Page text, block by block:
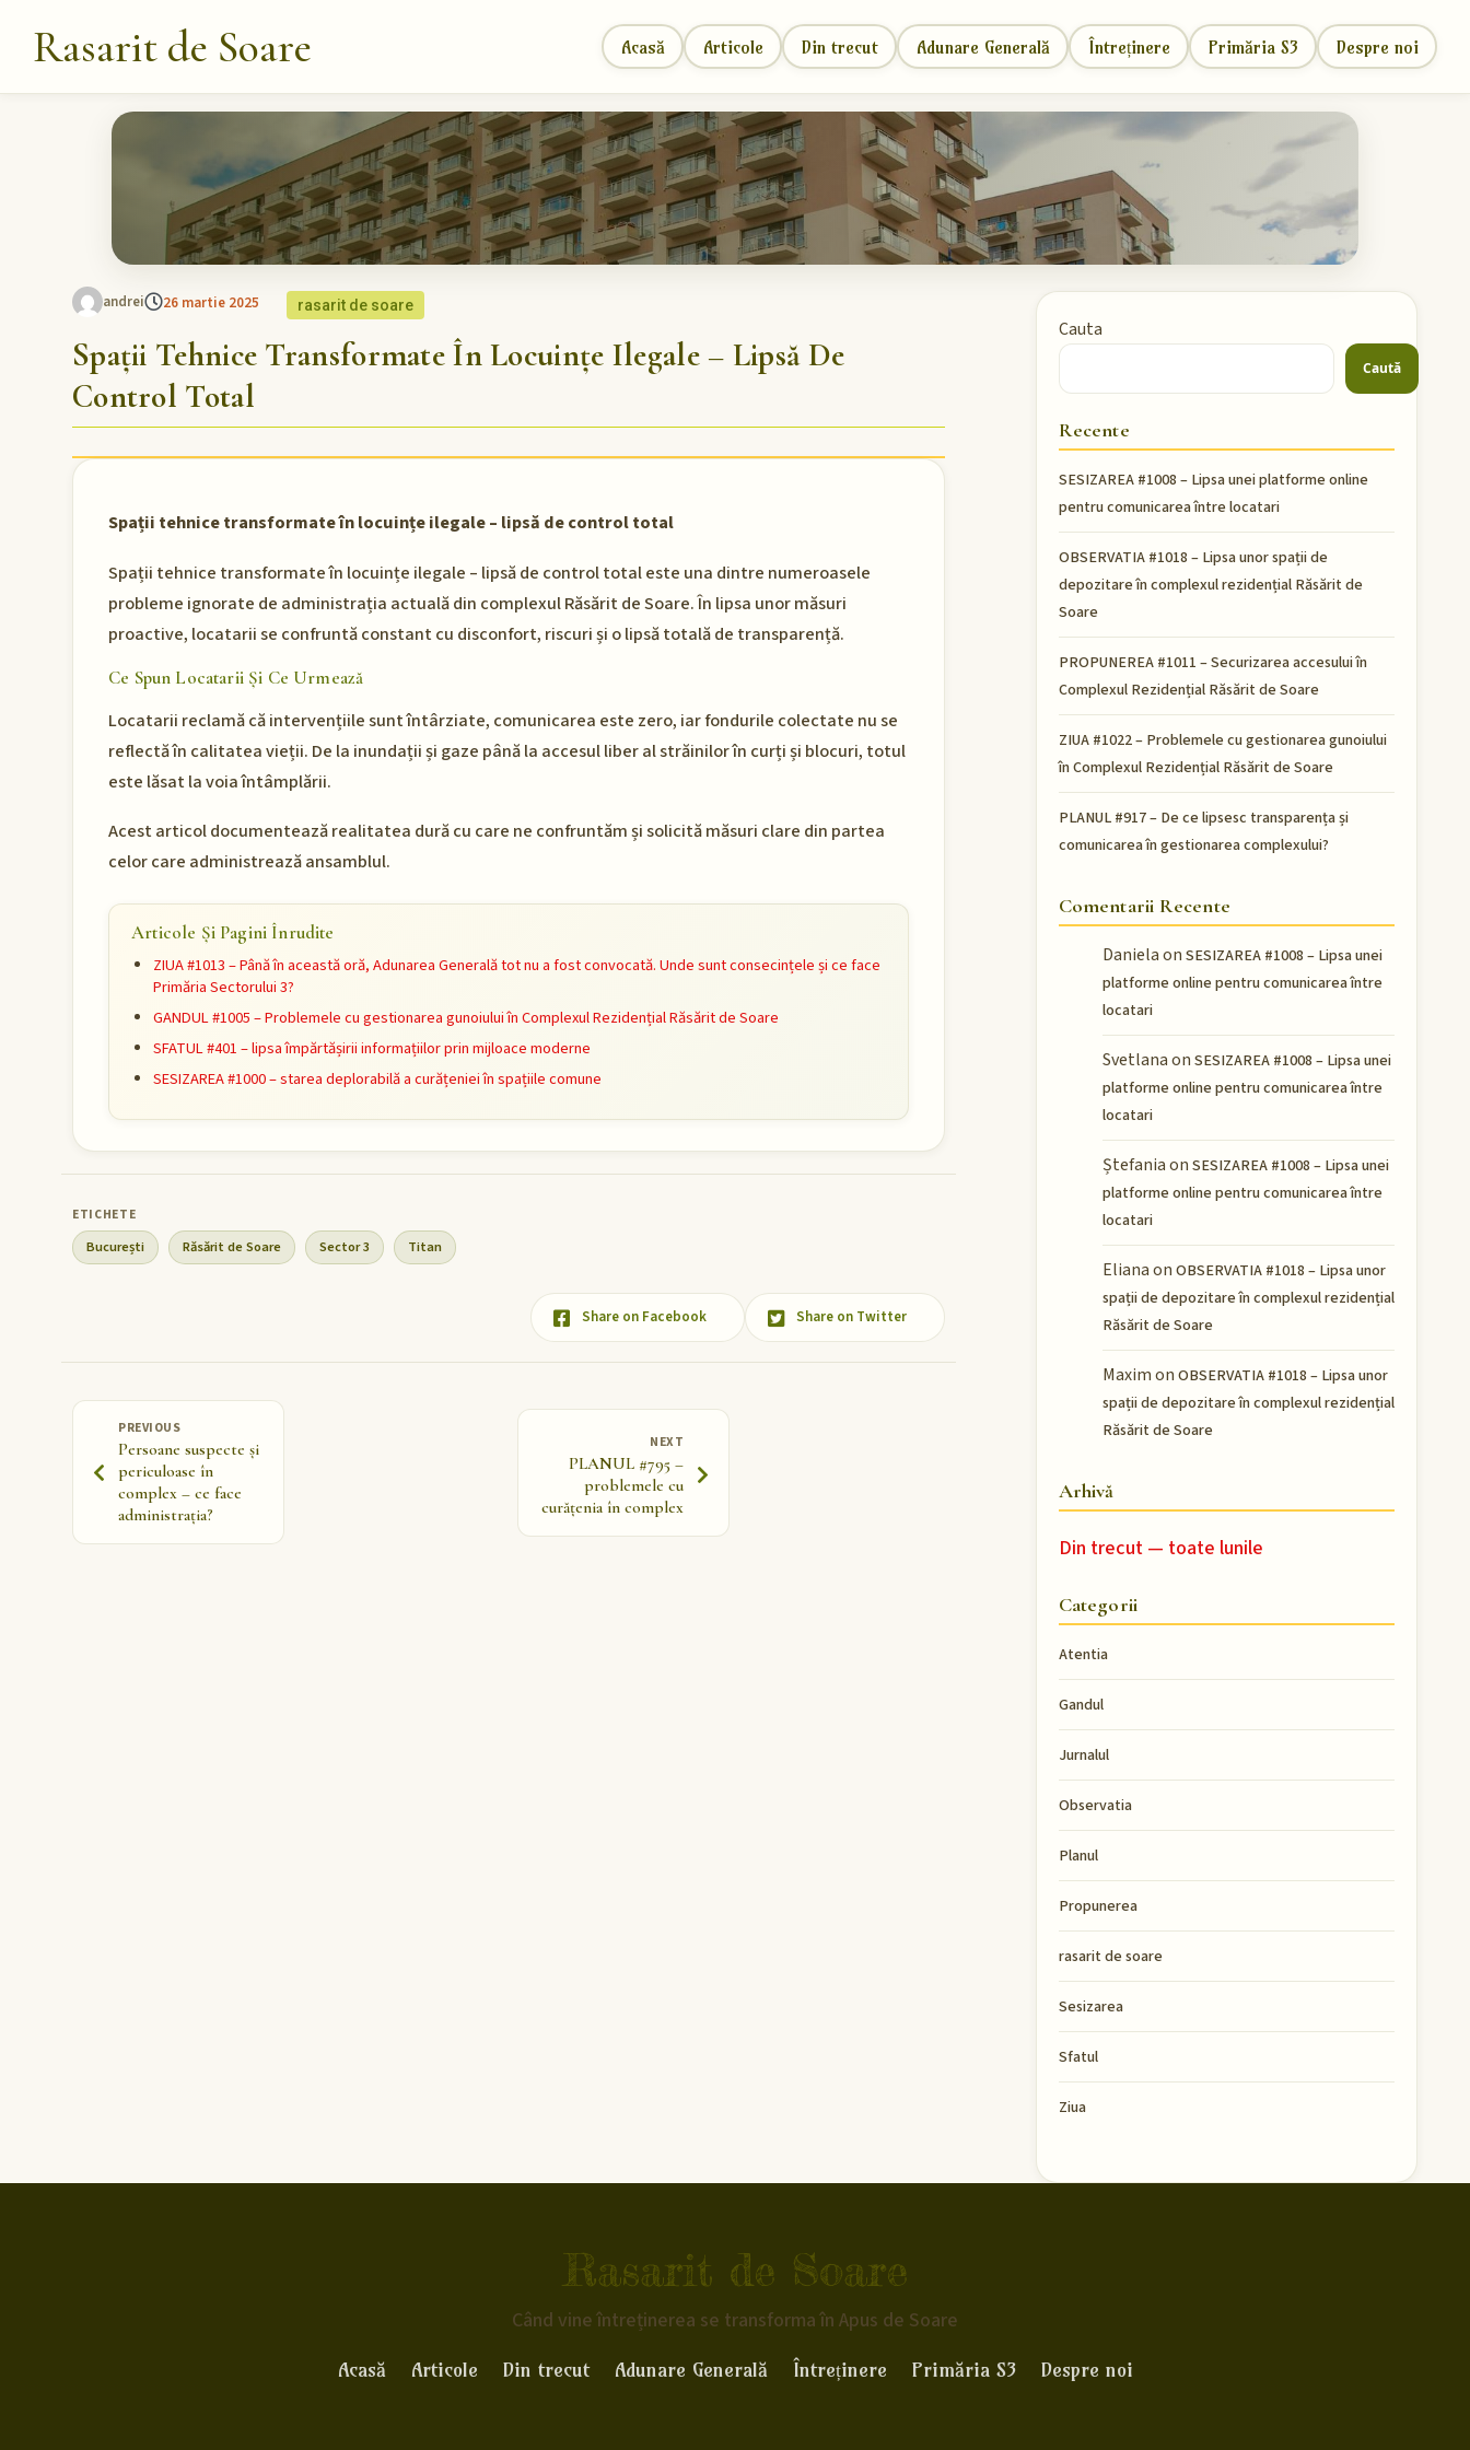
Rasarit de Soare Acasă Articole Din trecut Adunare Generală Întreținere Primăria S3 Despre noi
andrei 26 martie 2025 rasarit de soare
Spații Tehnice Transformate În Locuințe Ilegale – Lipsă De
Control Total
Spații tehnice transformate în locuințe ilegale – lipsă de control total
Spații tehnice transformate în locuințe ilegale – lipsă de control total este una dintre numeroasele
probleme ignorate de administrația actuală din complexul Răsărit de Soare. În lipsa unor măsuri
proactive, locatarii se confruntă constant cu disconfort, riscuri și o lipsă totală de transparență.
Ce Spun Locatarii Și Ce Urmează
Locatarii reclamă că intervențiile sunt întârziate, comunicarea este zero, iar fondurile colectate nu se
reflectă în calitatea vieții. De la inundații și gaze până la accesul liber al străinilor în curți și blocuri, totul
este lăsat la voia întâmplării.
Acest articol documentează realitatea dură cu care ne confruntăm și solicită măsuri clare din partea
celor care administrează ansamblul.
Articole Și Pagini Înrudite
ZIUA #1013 – Până în această oră, Adunarea Generală tot nu a fost convocată. Unde sunt consecințele și ce face
Primăria Sectorului 3?
GANDUL #1005 – Problemele cu gestionarea gunoiului în Complexul Rezidențial Răsărit de Soare
SFATUL #401 – lipsa împărtășirii informațiilor prin mijloace moderne
SESIZAREA #1000 – starea deplorabilă a curățeniei în spațiile comune
București Răsărit de Soare Sector 3 Titan
Share on Facebook Share on Twitter
PREVIOUS
Persoane suspecte și
periculoase în
complex – ce face
administrația?
NEXT
PLANUL #795 –
problemele cu
curățenia în complex
Cauta
Caută
Recente
SESIZAREA #1008 – Lipsa unei platforme online
pentru comunicarea între locatari
OBSERVATIA #1018 – Lipsa unor spații de
depozitare în complexul rezidențial Răsărit de
Soare
PROPUNEREA #1011 – Securizarea accesului în
Complexul Rezidențial Răsărit de Soare
ZIUA #1022 – Problemele cu gestionarea gunoiului
în Complexul Rezidențial Răsărit de Soare
PLANUL #917 – De ce lipsesc transparența și
comunicarea în gestionarea complexului?
Comentarii Recente
Danielaon SESIZAREA #1008 – Lipsa unei
platforme online pentru comunicarea între
locatari
Svetlanaon SESIZAREA #1008 – Lipsa unei
platforme online pentru comunicarea între
locatari
Ștefaniaon SESIZAREA #1008 – Lipsa unei
platforme online pentru comunicarea între
locatari
Elianaon OBSERVATIA #1018 – Lipsa unor
spații de depozitare în complexul rezidențial
Răsărit de Soare
Maximon OBSERVATIA #1018 – Lipsa unor
spații de depozitare în complexul rezidențial
Răsărit de Soare
Arhivă
Din trecut — toate lunile
Categorii
Atentia
Gandul
Jurnalul
Observatia
Planul
Propunerea
rasarit de soare
Sesizarea
Sfatul
Ziua
Rasarit de Soare
Când vine întreținerea se transforma în Apus de Soare
Acasă Articole Din trecut Adunare Generală Întreținere Primăria S3 Despre noi